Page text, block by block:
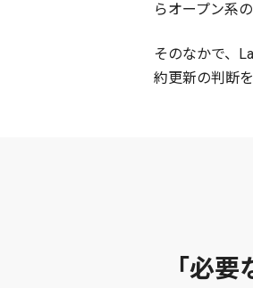
らオープン系
そのなかで、
約更新の判断
「必